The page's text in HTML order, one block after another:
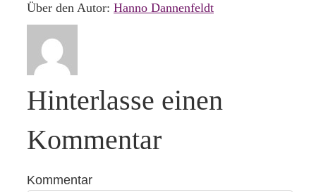
Über den Autor: Hanno Dannenfeldt
Hinterlasse einen
Kommentar
Kommentar